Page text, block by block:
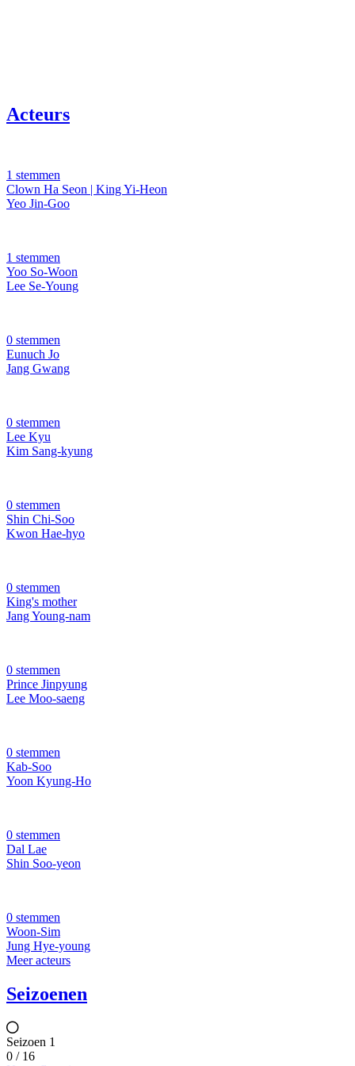
Acteurs
1 stemmen
Clown Ha Seon | King Yi-Heon
Yeo Jin-Goo
1 stemmen
Yoo So-Woon
Lee Se-Young
0 stemmen
Eunuch Jo
Jang Gwang
0 stemmen
Lee Kyu
Kim Sang-kyung
0 stemmen
Shin Chi-Soo
Kwon Hae-hyo
0 stemmen
King's mother
Jang Young-nam
0 stemmen
Prince Jinpyung
Lee Moo-saeng
0 stemmen
Kab-Soo
Yoon Kyung-Ho
0 stemmen
Dal Lae
Shin Soo-yeon
0 stemmen
Woon-Sim
Jung Hye-young
Meer acteurs
Seizoenen
Seizoen 1
0 / 16